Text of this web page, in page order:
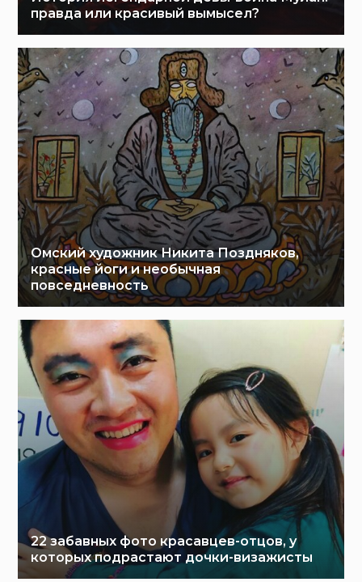
правда или красивый вымысел?
Омский художник Никита Поздняков,
красные йоги и необычная
повседневность
22 забавных фото красавцев-отцов, у
которых подрастают дочки-визажисты